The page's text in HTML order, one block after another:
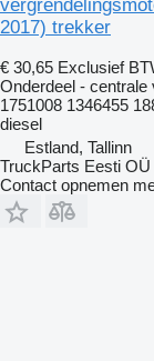
2017) trekker
€ 30,65 Exclusief
Onderdeel -
1751008 1346455
diesel
Estland, Tallinn
TruckParts Eesti OÜ
Contact opnemen